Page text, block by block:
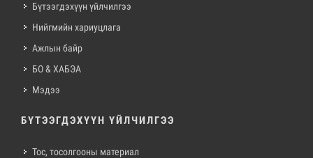
Бүтээгдэхүүн үйлчилгээ
Нийгмийн хариуцлага
Ажлын байр
БО & ХАБЭА
Мэдээ
БҮТЭЭГДЭХҮҮН ҮЙЛЧИЛГЭЭ
Тос, тосолгооны материал